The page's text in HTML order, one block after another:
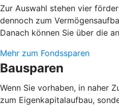
Zur Auswahl stehen vier
dennoch zum
Danach können Sie über die
Mehr zum Fondssparen
Bausparen
Wenn Sie vorhaben, in naher
zum Eigenkapitalaufbau,